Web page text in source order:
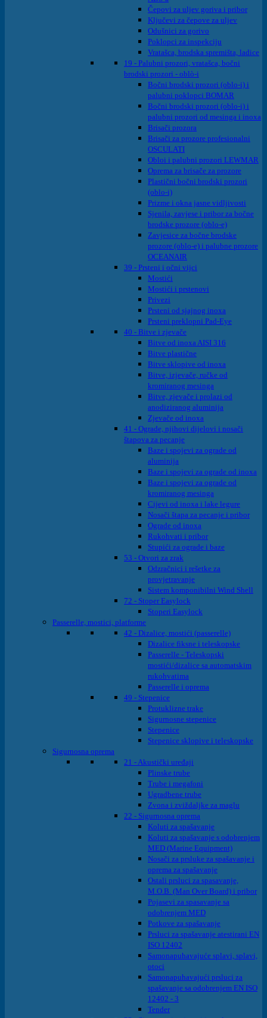
Čepovi za uljev goriva i pribor
Ključevi za čepove za uljev
Odušnici za gorivo
Poklopci za inspekciju
Vratašca, brodska spremišta, ladice
19 - Palubni prozori, vratašca, bočni
brodski prozori - oblò-i
Bočni brodski prozori (oblo-i) i
palubni poklopci BOMAR
Bočni brodski prozori (oblo-i) i
palubni prozori od mesinga i inoxa
Brisači prozora
Brisači za prozore profesionalni
OSCULATI
Obloi i palubni prozori LEWMAR
Oprema za brisače za prozore
Plastični bočni brodski prozori
(oblo-i)
Prizme i okna jasne vidljivosti
Sjenila, zavjese i pribor za bočne
brodske prozore (oblo-e)
Zavjesice za bočne brodske
prozore (oblo-e) i palubne prozore
OCEANAIR
39 - Prsteni i očni vijci
Mostići
Mostići i prstenovi
Privezi
Prsteni od sjajnog inoxa
Prsteni preklopni Pad-Eye
40 - Bitve i zjevače
Bitve od inoxa AISI 316
Bitve plastične
Bitve sklopive od inoxa
Bitve, izjevače, ručke od
kromiranog mesinga
Bitve, zjevače i prolazi od
anodiziranog aluminija
Zjevače od inoxa
41 - Ograde, njihovi dijelovi i nosači
štapova za pecanje
Baze i spojevi za ograde od
aluminija
Baze i spojevi za ograde od inoxa
Baze i spojevi za ograde od
kromiranog mesinga
Cijevi od inoxa i lake legure
Nosači štapa za pecanje i pribor
Ograde od inoxa
Rukohvati i pribor
Stupići za ograde i baze
53 - Otvori za zrak
Odzračnici i rešetke za
provjetravanje
Sistem komponibilni Wind Shell
72 - Stoper Easylock
Stoperi Easylock
Passerelle, mostici, platforme
42 - Dizalice, mostići (passerelle)
Dizalice fiksne i teleskopske
Passerelle - Teleskopski
mostići/dizalice sa automatskim
rukohvatima
Passerelle i oprema
49 - Stepenice
Protuklizne trake
Sigurnosne stepenice
Stepenice
Stepenice sklopive i teleskopske
Sigurnosna oprema
21 - Akustički uređaji
Plinske trube
Trube i megafoni
Ugradbene trube
Zvona i zviždaljke za maglu
22 - Sigurnosna oprema
Koluti za spašavanje
Koluti za spašavanje s odobrenjem
MED (Marine Equipment)
Nosači za prsluke za spašavanje i
oprema za spašavanje
Ostali prsluci za spasavanje,
M.O.B. (Man Over Board) i pribor
Pojasevi za spasavanje sa
odobrenjem MED
Potkove za spašavanje
Prsluci za spašavanje atestirani EN
ISO 12402
Samonapuhavajuće splavi, splavi,
otoci
Samonapuhavajući prsluci za
spašavanje sa odobrenjem EN ISO
12402 - 3
Tender